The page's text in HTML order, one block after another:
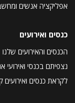
אפליקציה אנשים
כנסים ואירועים
הכנסים והאירועים שלנו
נצפיתם בכנסי ואירועי
לקראת כנסים ואירועים